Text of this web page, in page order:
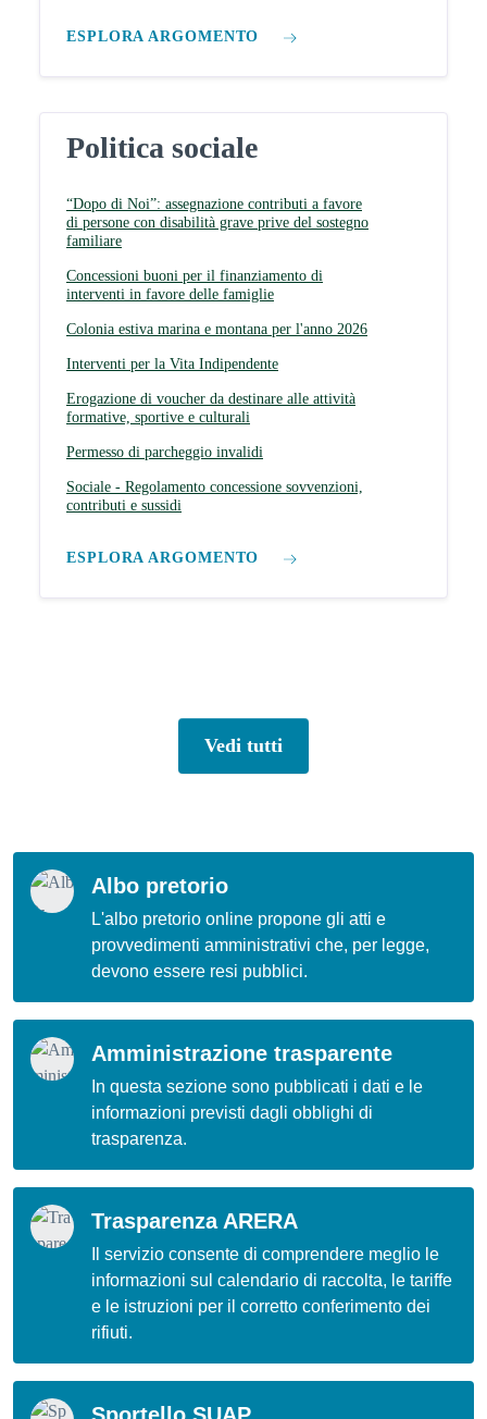
ESPLORA ARGOMENTO
Politica sociale
“Dopo di Noi”: assegnazione contributi a favore
di persone con disabilità grave prive del sostegno
familiare
Concessioni buoni per il finanziamento di
interventi in favore delle famiglie
Colonia estiva marina e montana per l'anno 2026
Interventi per la Vita Indipendente
Erogazione di voucher da destinare alle attività
formative, sportive e culturali
Permesso di parcheggio invalidi
Sociale - Regolamento concessione sovvenzioni,
contributi e sussidi
ESPLORA ARGOMENTO
Vedi tutti
Albo pretorio
L'albo pretorio online propone gli atti e
provvedimenti amministrativi che, per legge,
devono essere resi pubblici.
Amministrazione trasparente
In questa sezione sono pubblicati i dati e le
informazioni previsti dagli obblighi di
trasparenza.
Trasparenza ARERA
Il servizio consente di comprendere meglio le
informazioni sul calendario di raccolta, le tariffe
e le istruzioni per il corretto conferimento dei
rifiuti.